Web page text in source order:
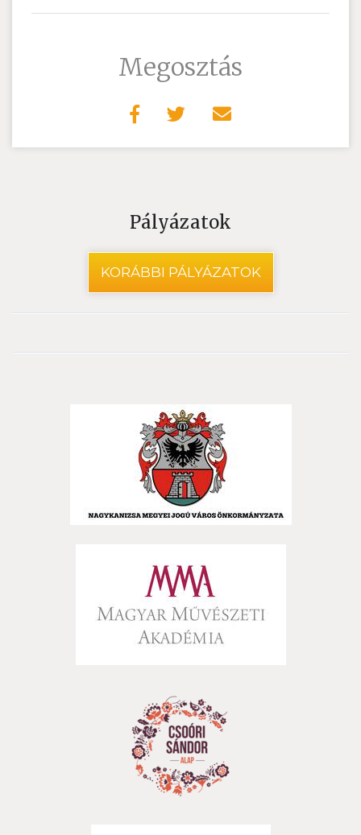
Megosztás
Pályázatok
KORÁBBI PÁLYÁZATOK